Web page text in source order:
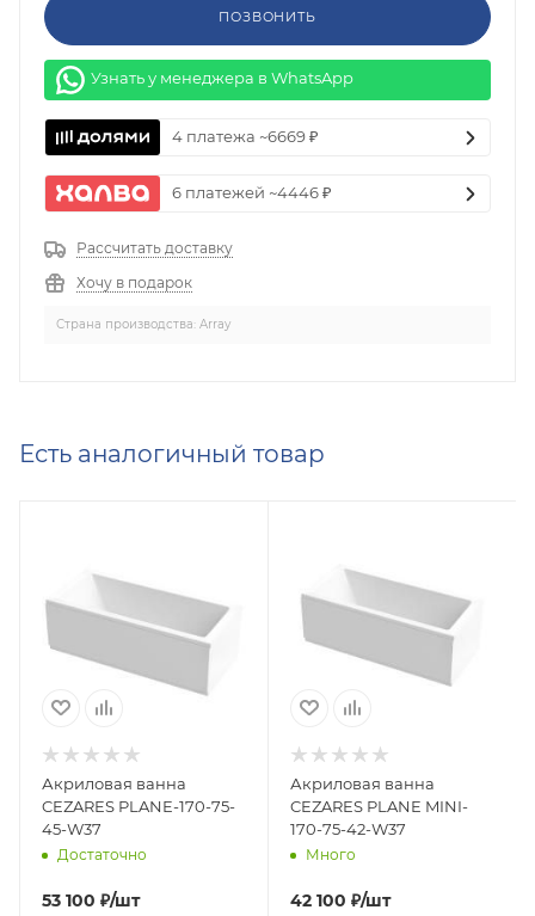
ПОЗВОНИТЬ
Узнать у менеджера в WhatsApp
4 платежа ~6669 ₽
6 платежей ~4446 ₽
Рассчитать доставку
Хочу в подарок
Страна производства: Array
Есть аналогичный товар
Акриловая ванна
CEZARES PLANE-170-75-
45-W37
Достаточно
53 100 ₽/шт
Акриловая ванна
CEZARES PLANE MINI-
170-75-42-W37
Много
42 100 ₽/шт